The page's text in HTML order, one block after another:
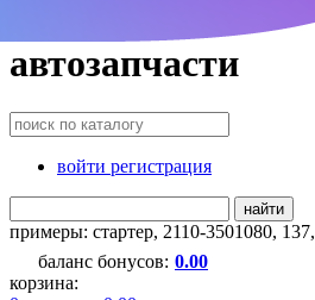
автозапчасти
войти регистрация
найти
примеры: стартер, 2110-3501080, 137,
баланс бонусов: 0.00
корзина: